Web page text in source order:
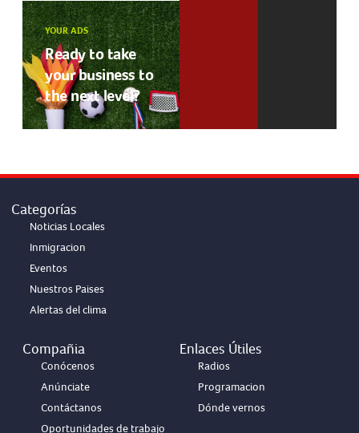
YOUR ADS
Ready to take
your business to
the next level?
Categorías
Noticias Locales
Inmigracion
Eventos
Nuestros Paises
Alertas del clima
Compañia
Conócenos
Anúnciate
Contáctanos
Oportunidades de trabajo
Enlaces Útiles
Radios
Programacion
Dónde vernos